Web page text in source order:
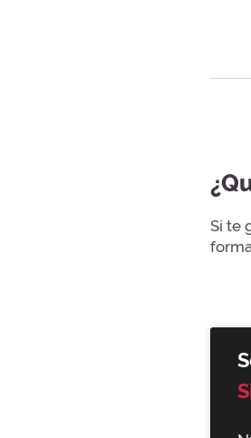
Si te